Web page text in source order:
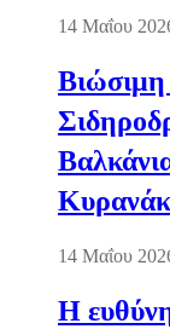
14 Μαΐου
Βιώσιμη
14 Μαΐου
Η